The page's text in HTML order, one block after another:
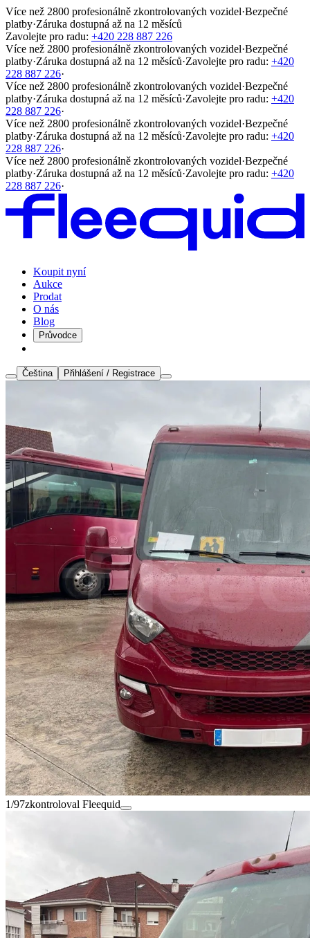
Více než 2800 profesionálně zkontrolovaných vozidel·Bezpečné
platby·Záruka dostupná až na 12 měsíců
Zavolejte pro radu: +420 228 887 226
Více než 2800 profesionálně zkontrolovaných vozidel·Bezpečné
platby·Záruka dostupná až na 12 měsíců·Zavolejte pro radu: +420
228 887 226·
Více než 2800 profesionálně zkontrolovaných vozidel·Bezpečné
platby·Záruka dostupná až na 12 měsíců·Zavolejte pro radu: +420
228 887 226·
Více než 2800 profesionálně zkontrolovaných vozidel·Bezpečné
platby·Záruka dostupná až na 12 měsíců·Zavolejte pro radu: +420
228 887 226·
Více než 2800 profesionálně zkontrolovaných vozidel·Bezpečné
platby·Záruka dostupná až na 12 měsíců·Zavolejte pro radu: +420
228 887 226·
Koupit nyní
Aukce
Prodat
O nás
Blog
Průvodce
Čeština Přihlášení / Registrace
1/97zkontroloval Fleequid